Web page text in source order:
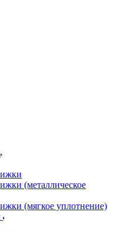
(металлическое
(мягкое уплотнение)